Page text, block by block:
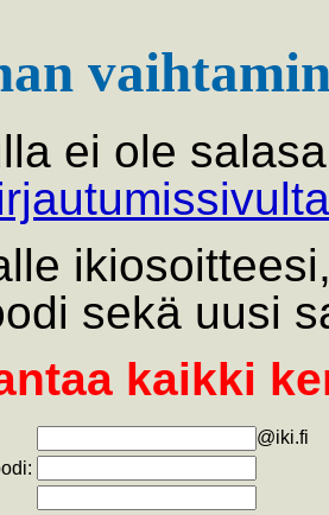
ei ole
sekä uusi
kaikki
@iki.fi